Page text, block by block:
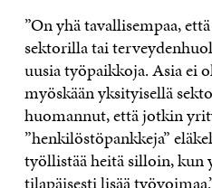
”On yhä tavallisempaa,
sektorilla tai
uusia työpaikkoja. Asia ei
myöskään yksityisellä
huomannut, että jotkin
”henkilöstöpankkeja”
työllistää heitä silloin, kun
tilapäisesti lisää